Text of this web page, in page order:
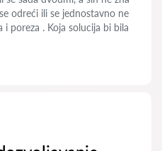
odreći ili se jednostavno ne
poreza . Koja solucija bi bila